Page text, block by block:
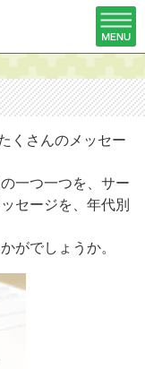
くさんのメッセー
一つ一つを、サー
セージを、年代別
がでしょうか。